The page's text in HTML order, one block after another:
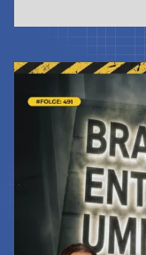
Jetzt Lesen & Hören